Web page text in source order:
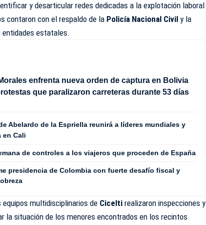
y desarticular redes dedicadas a la explotación laboral
contaron con el respaldo de la Policía Nacional Civil y la
entidades estatales.
enfrenta nueva orden de captura en Bolivia
que paralizaron carreteras durante 53 días
Abelardo de la Espriella reunirá a líderes mundiales y
en Cali
de controles a los viajeros que proceden de España
presidencia de Colombia con fuerte desafío fiscal y
multidisciplinarios de Cicelti realizaron inspecciones y
la situación de los menores encontrados en los recintos